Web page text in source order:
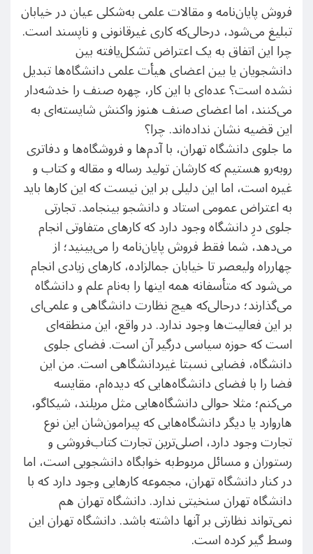
فروش پایان‌نامه و مقالات علمی به‌شکلی عیان در خیابان
تبلیغ می‌شود، درحالی‌که کاری غیرقانونی و ناپسند است.
چرا این اتفاق به یک اعتراض تشکل‌یافته بین
دانشجویان یا بین اعضای هیأت علمی دانشگاه‌ها تبدیل
نشده است؟ عده‌ای با این کار، چهره صنف را خدشه‌دار
می‌کنند، اما اعضای صنف هنوز واکنش شایسته‌ای به
این قضیه نشان نداده‌اند. چرا؟
ما جلوی دانشگاه تهران، با آدم‌ها و فروشگاه‌ها و دفاتری
روبه‌رو هستیم که کارشان تولید رساله و مقاله و کتاب و
غیره است، اما این دلیلی بر این نیست که این کارها باید
به اعتراض عمومی استاد و دانشجو بینجامد. تجارتی
جلوی درِ دانشگاه وجود دارد که کارهای متفاوتی انجام
می‌دهد، شما فقط فروش پایان‌نامه را می‌بینید؛ از
چهارراه ولیعصر تا خیابان جمالزاده، کارهای زیادی انجام
می‌شود که متأسفانه همه اینها را به‌نام علم و دانشگاه
می‌گذارند؛ درحالی‌که هیچ نظارت دانشگاهی و علمی‌ای
بر این فعالیت‌ها وجود ندارد. در واقع، این منطقه‌ای
است که حوزه سیاسی درگیر آن است. فضای جلوی
دانشگاه، فضایی نسبتا غیردانشگاهی است. من این
فضا را با فضای دانشگاه‌هایی که دیده‌ام، مقایسه
می‌کنم؛ مثلا حوالی دانشگاه‌هایی مثل مریلند، شیکاگو،
هاروارد یا دیگر دانشگاه‌هایی که پیرامون‌شان این نوع
تجارت وجود دارد، اصلی‌ترین تجارت کتاب‌فروشی و
رستوران و مسائل مربوط‌به خوابگاه دانشجویی است، اما
در کنار دانشگاه تهران، مجموعه کارهایی وجود دارد که با
دانشگاه تهران سنخیتی ندارد. دانشگاه تهران هم
نمی‌تواند نظارتی بر آنها داشته باشد. دانشگاه تهران این
وسط ‌گیر کرده است.